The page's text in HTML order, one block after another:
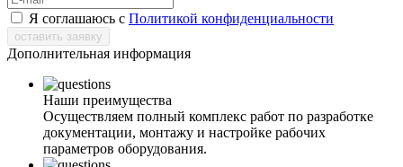
Я соглашаюсь с Политикой конфиденциальности
оставить заявку
Дополнительная информация
Наши преимущества
Осуществляем полный комплекс работ по разработке
документации, монтажу и настройке рабочих
параметров оборудования.